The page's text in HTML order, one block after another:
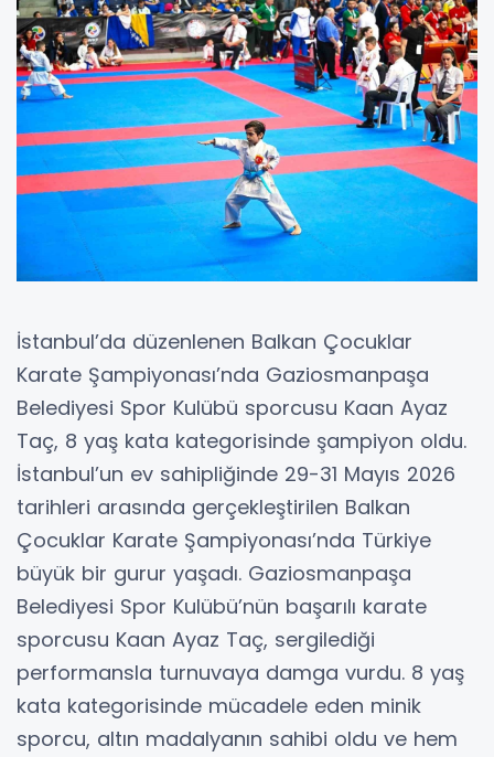
İstanbul’da düzenlenen Balkan Çocuklar
Karate Şampiyonası’nda Gaziosmanpaşa
Belediyesi Spor Kulübü sporcusu Kaan Ayaz
Taç, 8 yaş kata kategorisinde şampiyon oldu.
İstanbul’un ev sahipliğinde 29-31 Mayıs 2026
tarihleri arasında gerçekleştirilen Balkan
Çocuklar Karate Şampiyonası’nda Türkiye
büyük bir gurur yaşadı. Gaziosmanpaşa
Belediyesi Spor Kulübü’nün başarılı karate
sporcusu Kaan Ayaz Taç, sergilediği
performansla turnuvaya damga vurdu. 8 yaş
kata kategorisinde mücadele eden minik
sporcu, altın madalyanın sahibi oldu ve hem